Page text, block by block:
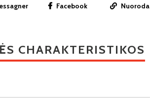
Facebook Nuoroda
CHARAKTERISTIKOS